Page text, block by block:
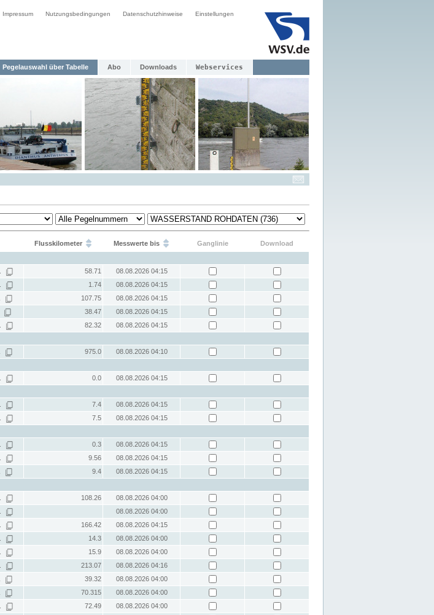
Impressum Nutzungsbedingungen Datenschutzhinweise Einstellungen
Pegelauswahl über Tabelle Abo Downloads Webservices
Flusskilometer Messwerte bis Ganglinie
Download
58.71
08.08.2026 04:15
1.74
08.08.2026 04:15
107.75
08.08.2026 04:15
38.47
08.08.2026 04:15
82.32
08.08.2026 04:15
975.0
08.08.2026 04:10
0.0
08.08.2026 04:15
7.4
08.08.2026 04:15
7.5
08.08.2026 04:15
0.3
08.08.2026 04:15
9.56
08.08.2026 04:15
9.4
08.08.2026 04:15
108.26
08.08.2026 04:00
08.08.2026 04:00
166.42
08.08.2026 04:15
14.3
08.08.2026 04:00
15.9
08.08.2026 04:00
213.07
08.08.2026 04:16
39.32
08.08.2026 04:00
70.315
08.08.2026 04:00
72.49
08.08.2026 04:00